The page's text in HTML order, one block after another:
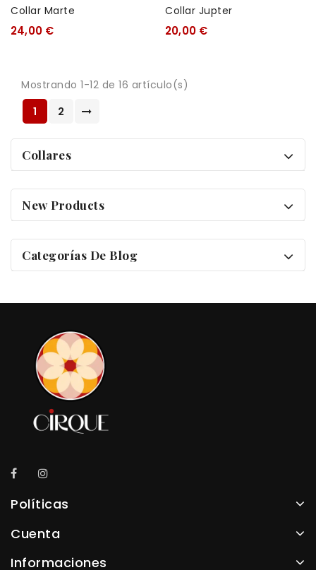
Collar Marte
24,00 €
Collar Jupter
20,00 €
Mostrando 1-12 de 16 artículo(s)
1
2
Collares
New Products
Categorías De Blog
Políticas
Cuenta
Informaciones